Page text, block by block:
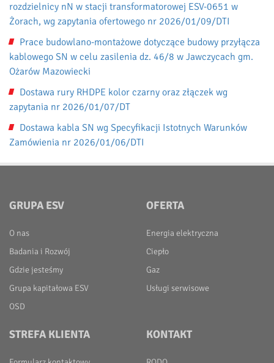
rozdzielnicy nN w stacji transformatorowej ESV-0651 w
Żorach, wg zapytania ofertowego nr 2026/01/09/DTI
Prace budowlano-montażowe dotyczące budowy przyłącza
kablowego SN w celu zasilenia dz. 46/8 w Jawczycach gm.
Ożarów Mazowiecki
Dostawa rury RHDPE kolor czarny oraz złączek wg
zapytania nr 2026/01/07/DT
Dostawa kabla SN wg Specyfikacji Istotnych Warunków
Zamówienia nr 2026/01/06/DTI
GRUPA ESV
O nas
Badania i Rozwój
Gdzie jesteśmy
Grupa kapitałowa ESV
OSD
OFERTA
Energia elektryczna
Ciepło
Gaz
Usługi serwisowe
STREFA KLIENTA KONTAKT